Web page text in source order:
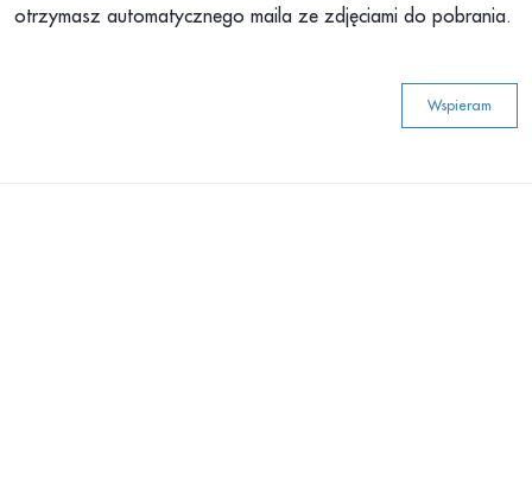
otrzymasz automatycznego maila ze zdjęciami do pobrania.
Wspieram